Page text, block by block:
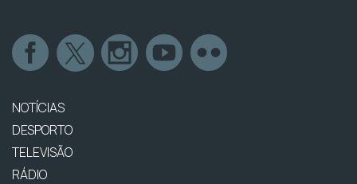
NOTÍCIAS
DESPORTO
TELEVISÃO
RÁDIO